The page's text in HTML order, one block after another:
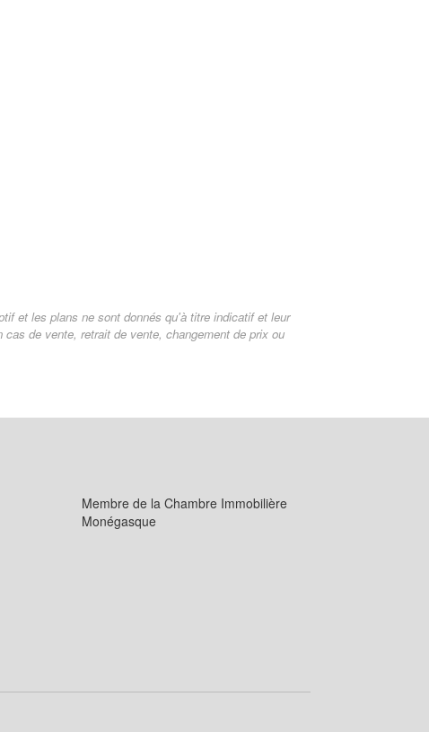
et les plans ne sont donnés qu'à titre indicatif et leur
de vente, retrait de vente, changement de prix ou
Membre de la Chambre Immobilière
Monégasque